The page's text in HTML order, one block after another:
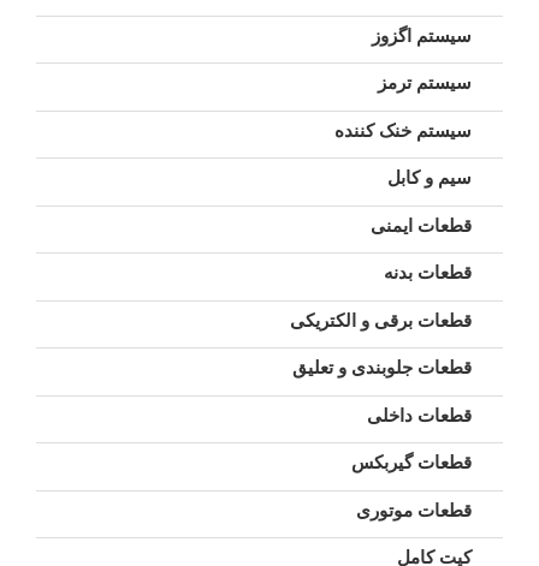
سیستم اگزوز
سیستم ترمز
سیستم خنک کننده
سیم و کابل
قطعات ایمنی
قطعات بدنه
قطعات برقی و الکتریکی
قطعات جلوبندی و تعلیق
قطعات داخلی
قطعات گیربکس
قطعات موتوری
کیت کامل